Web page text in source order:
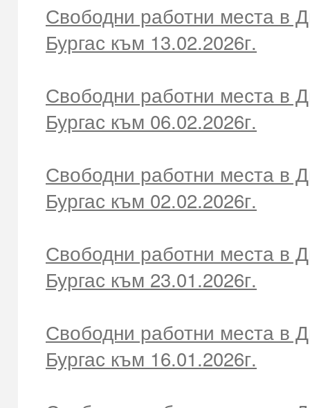
Свободни работни места в
Бургас към 13.02.2026г.
Свободни работни места в
Бургас към 06.02.2026г.
Свободни работни места в
Бургас към 02.02.2026г.
Свободни работни места в
Бургас към 23.01.2026г.
Свободни работни места в
Бургас към 16.01.2026г.